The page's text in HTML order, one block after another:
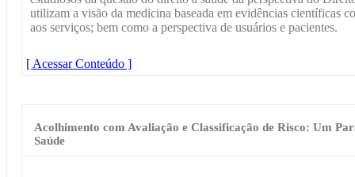
utilizam a visão da medicina baseada em evidências científicas
aos serviços; bem como a perspectiva de usuários e pacientes.
[ Acessar Conteúdo ]
Acolhimento com Avaliação e Classificação de Risco: Um
Saúde